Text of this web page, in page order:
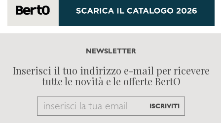
NEWSLETTER
Inserisci il tuo indirizzo e-mail per ricevere
tutte le novità e le offerte BertO
Email ISCRIVITI